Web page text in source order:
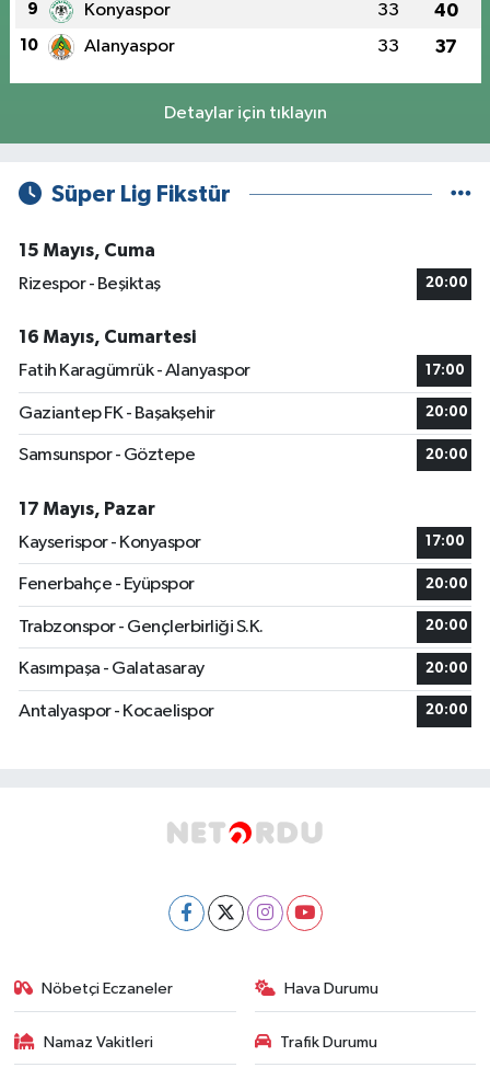
9 Konyaspor 33 40
10 Alanyaspor 33 37
Detaylar için tıklayın
Süper Lig Fikstür
15 Mayıs, Cuma
Rizespor - Beşiktaş
20:00
16 Mayıs, Cumartesi
Fatih Karagümrük - Alanyaspor
17:00
Gaziantep FK - Başakşehir 20:00
Samsunspor - Göztepe 20:00
17 Mayıs, Pazar
Kayserispor - Konyaspor
17:00
Fenerbahçe - Eyüpspor 20:00
Trabzonspor - Gençlerbirliği S.K. 20:00
Kasımpaşa - Galatasaray 20:00
Antalyaspor - Kocaelispor 20:00
Nöbetçi Eczaneler Hava Durumu
Namaz Vakitleri Trafik Durumu